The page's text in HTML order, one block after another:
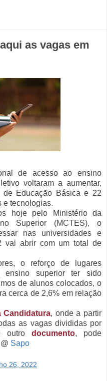
as vagas em
de acesso ao ensino
voltaram a aumentar,
Educação Básica e 22
e tecnologias.
hoje pelo Ministério da
Superior (MCTES), o
nas universidades e
vai abrir com um total de
o reforço de lugares
ensino superior ter sido
de alunos colocados, o
cerca de 2,6% em relação
Candidatura, onde a partir
as vagas divididas por
outro
documento, pode
Sapo
26, 2022